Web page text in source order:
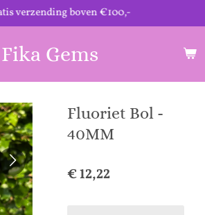
verzending boven €100,-
Fika Gems
Fluoriet Bol -
40MM
€ 12,22